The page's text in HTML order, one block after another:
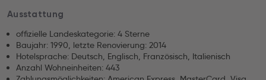
Ausstattung
offizielle Landeskategorie: 4 Sterne
Baujahr: 1990, letzte Renovierung: 2014
Hotelsprache: Deutsch, Englisch, Französisch, Italienisch
Anzahl Wohneinheiten: 443